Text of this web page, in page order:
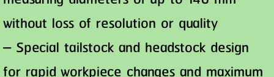
without loss of resolution or quality
– Special tailstock and headstock design